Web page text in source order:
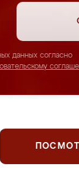
данных согласно